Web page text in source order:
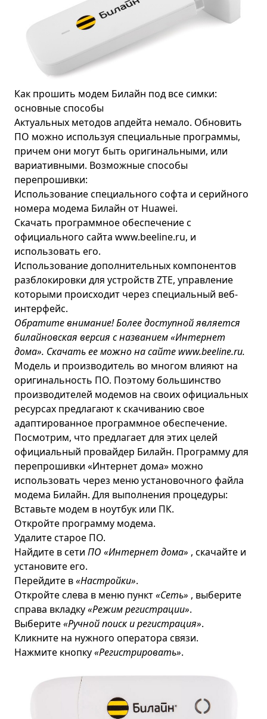
Как прошить модем Билайн под все симки:
основные способы
Актуальных методов апдейта немало. Обновить
ПО можно используя специальные программы,
причем они могут быть оригинальными, или
вариативными. Возможные способы
перепрошивки:
Использование специального софта и серийного
номера модема Билайн от Huawei.
Скачать программное обеспечение с
официального сайта www.beeline.ru, и
использовать его.
Использование дополнительных компонентов
разблокировки для устройств ZTE, управление
которыми происходит через специальный веб-
интерфейс.
Обратите внимание! Более доступной является
билайновская версия с названием «Интернет
дома». Скачать ее можно на сайте www.beeline.ru.
Модель и производитель во многом влияют на
оригинальность ПО. Поэтому большинство
производителей модемов на своих официальных
ресурсах предлагают к скачиванию свое
адаптированное программное обеспечение.
Посмотрим, что предлагает для этих целей
официальный провайдер Билайн. Программу для
перепрошивки «Интернет дома» можно
использовать через меню установочного файла
модема Билайн. Для выполнения процедуры:
Вставьте модем в ноутбук или ПК.
Откройте программу модема.
Удалите старое ПО.
Найдите в сети ПО «Интернет дома» , скачайте и
установите его.
Перейдите в«Настройки».
Откройте слева в меню пункт«Сеть» , выберите
справа вкладку«Режим регистрации».
Выберите«Ручной поиск и регистрация».
Кликните на нужного оператора связи.
Нажмите кнопку«Регистрировать».